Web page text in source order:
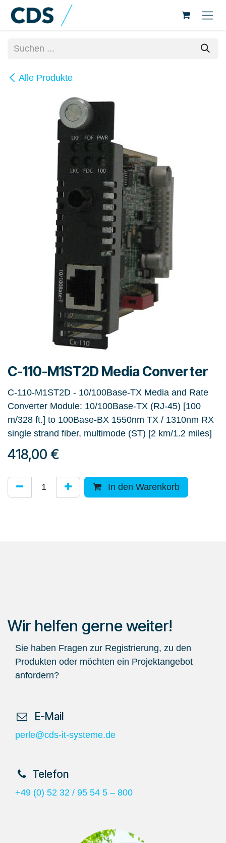
Zum Inhalt springen
Alle Produkte
C-110-M1ST2D Media Converter
C-110-M1ST2D - 10/100Base-TX Media and Rate
Converter Module: 10/100Base-TX (RJ-45) [100
m/328 ft.] to 100Base-BX 1550nm TX / 1310nm RX
single strand fiber, multimode (ST) [2 km/1.2 miles]
418,00 €
In den Warenkorb
Wir helfen gerne weiter!
Sie haben Fragen zur Registrierung, zu den
Produkten oder möchten ein Projektangebot
anfordern?
​ E-Mail
perle@cds-it-systeme.de
​Telefon
+49 (0) 52 32 / 95 54 5 – 800